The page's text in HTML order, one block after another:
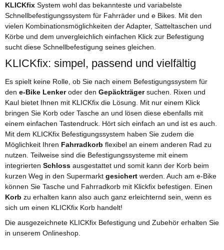
KLICKfix System wohl das bekannteste und variabelste
Schnellbefestigungssystem für Fahrräder und e Bikes. Mit den
vielen Kombinationsmöglichkeiten der Adapter, Satteltaschen und
Körbe und dem unvergleichlich einfachen Klick zur Befestigung
sucht diese Schnellbefestigung seines gleichen.
KLICKfix: simpel, passend und vielfältig
Es spielt keine Rolle, ob Sie nach einem Befestigungssystem für
den e-Bike Lenkeroder den Gepäckträgersuchen. Rixen und
Kaul bietet Ihnen mit KLICKfix die Lösung. Mit nur einem Klick
bringen Sie Korb oder Tasche an und lösen diese ebenfalls mit
einem einfachen Tastendruck. Hört sich einfach an und ist es auch.
Mit dem KLICKfix Befestigungssystem haben Sie zudem die
Möglichkeit Ihren Fahrradkorb flexibel an einem anderen Rad zu
nutzen. Teilweise sind die Befestigungssysteme mit einem
integrierten Schloss ausgestattet und somit kann der Korb beim
kurzen Weg in den Supermarkt gesichert werden. Auch am e-Bike
können Sie Tasche und Fahrradkorb mit Klickfix befestigen. Einen
Korb zu erhalten kann also auch ganz erleichternd sein, wenn es
sich um einen KLICKfix Korb handelt!
Die ausgezeichnete KLICKfix Befestigung und Zubehör erhalten Sie
in unserem Onlineshop.